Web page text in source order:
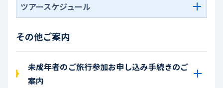
ツアースケジュール
その他ご案内
未成年者のご旅行参加お申し込み手続きのご
案内